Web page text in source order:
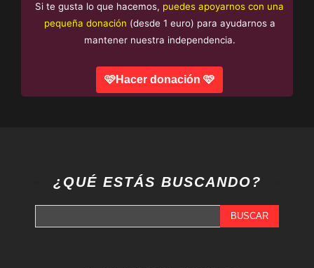
Si te gusta lo que hacemos, puedes apoyarnos con una
pequeña donación (desde 1 euro) para ayudarnos a
mantener nuestra independencia.
🩷Hacer donación 🩷
¿QUÉ ESTÁS BUSCANDO?
BUSCAR